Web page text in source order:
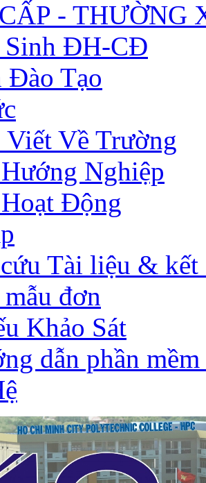
- THƯỜNG
Sinh ĐH-CĐ
Đào Tạo
Viết Về Trường
Nghiệp
Động
Tài liệu & kết
mẫu đơn
Khảo Sát
dẫn phần